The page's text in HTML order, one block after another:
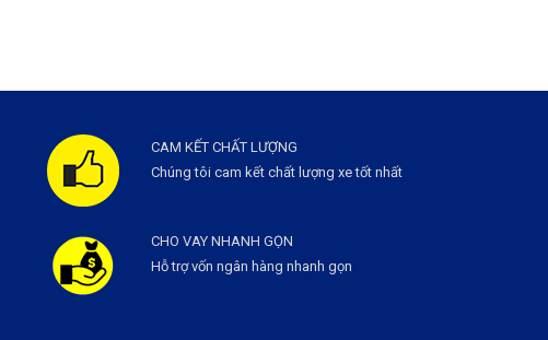
CAM KẾT CHẤT LƯỢNG
Chúng tôi cam kết chất lượng xe tốt nhất
CHO VAY NHANH GỌN
Hỗ trợ vốn ngân hàng nhanh gọn